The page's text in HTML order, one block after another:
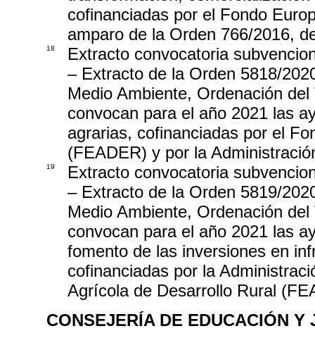
cofinanciadas por el Fondo
amparo de la Orden 766/2016,
18
Extracto convocatoria
– Extracto de la Orden 5818/
Medio Ambiente, Ordenación
convocan para el año 2021 las
agrarias, cofinanciadas por el
(FEADER) y por la
19
Extracto convocatoria
– Extracto de la Orden 5819/
Medio Ambiente, Ordenación
convocan para el año 2021 las
fomento de las inversiones en
cofinanciadas por la
Agrícola de Desarrollo Rural
CONSEJERÍA DE EDUCACIÓN Y